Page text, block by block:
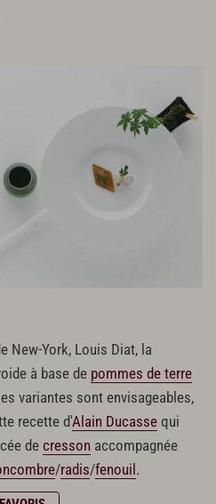
New-York, Louis Diat, la
à base de pommes de terre
variantes sont envisageables,
recette d'Alain Ducasse qui
de cresson accompagnée
/radis/fenouil .